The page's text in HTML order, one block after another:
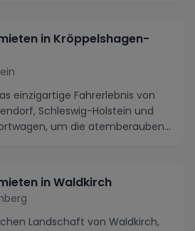
in Kröppelshagen-
einzigartige Fahrerlebnis von
Schleswig-Holstein und
um die atemberauben...
in Waldkirch
Landschaft von Waldkirch,